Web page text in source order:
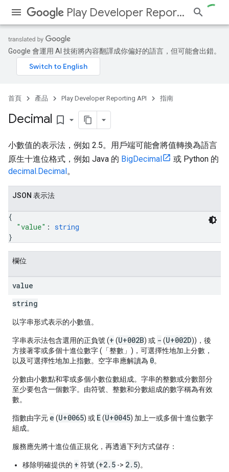
Play Developer Reporting API
Google 會運用 AI 技術將內容翻譯成你偏好的語言，但可能會出錯。
首頁 產品 Play Developer Reporting API 指南
Decimal bookmark_border
小數值的表示法，例如 2.5。用戶端可能會將值轉換為語言
原生十進位格式，例如 Java 的 BigDecimal
或 Python 的
decimal.Decimal。
JSON 表示法
{
"value" : string
}
欄位
value
string
以字串形式表示的小數值。
字串表示法包含選用的正負號 (+ (U+002B) 或 - (U+002D))，後
方接著零或多個十進位數字 (「整數」)，可選擇性地加上分數，
以及可選擇性地加上指數。空字串應解讀為 0。
分數由小數點和零或多個小數位數組成。字串的整數或分數部分
至少要包含一個數字。由符號、整數和分數組成的數字稱為有效
數。
指數由字元 e (U+0065) 或 E(U+0045) 加上一或多個十進位數字
組成。
服務應先將十進位值正規化，再透過下列方式儲存：
移除明確提供的 + 符號 (+2.5 -> 2.5)。